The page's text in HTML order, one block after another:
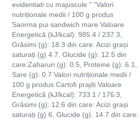
evidentiati cu majuscule " "Valori
nutriționale medii / 100 g produs
Saorma pui sandwich mare Valoare
Energetică (kJ/kcal): 985.4 / 237.3,
Grăsimi (g): 18.3 din care: Acizi grași
saturați (g) 4.7, Glucide (g): 12.5 din
care:Zaharuri (g): 0.5, Proteine (g): 6.1,
Sare (g): 0.7 Valori nutriționale medii /
100 g produs Cartofi prajiti Valoare
Energetică (kJ/kcal): 733.1 / 176.3,
Grăsimi (g): 12.6 din care: Acizi grași
saturați (g) 6, Glucide (g): 14.7 din care: